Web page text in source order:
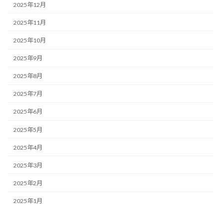
2025年12月
2025年11月
2025年10月
2025年9月
2025年8月
2025年7月
2025年6月
2025年5月
2025年4月
2025年3月
2025年2月
2025年1月